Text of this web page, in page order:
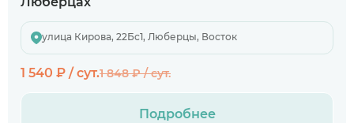
улица Кирова, 22Бс1, Люберцы, Восток
1 540 ₽ / сут.1 848 ₽ / сут.
Подробнее